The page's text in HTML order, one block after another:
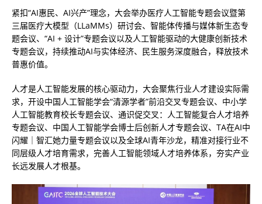
紧扣“AI惠民、AI兴产”理念，大会举办医疗人工智能专题会议暨第
三届医疗大模型（LLaMMs）研讨会、智能体传播与媒体新生态专
题会议、“AI + 设计”专题会议以及人工智能驱动的大健康创新技术
专题会议，持续推动AI与实体经济、民生服务深度融合，释放技术
普惠价值。
人才是人工智能发展的核心驱动力，大会聚焦行业人才建设实际需
求，开设中国人工智能学会“清源学者”前沿交叉专题会议、中小学
人工智能教育校长专题会议、通识促交叉：人工智能复合人才培养
专题会议、中国人工智能学会博士后创新人才专题会议、TA在AI中
闪耀｜智汇她力量专题会议以及全球AI青年沙龙，精准对接行业不
同层级人才培育需求，完善人工智能领域人才培养体系，夯实产业
长远发展人才根基。